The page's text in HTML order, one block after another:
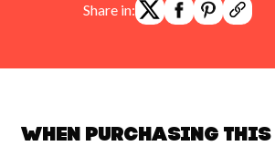
Share in:
When purchasing